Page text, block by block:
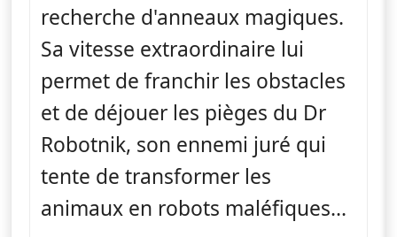
recherche d'anneaux magiques.
Sa vitesse extraordinaire lui
permet de franchir les obstacles
et de déjouer les pièges du Dr
Robotnik, son ennemi juré qui
tente de transformer les
animaux en robots maléfiques...